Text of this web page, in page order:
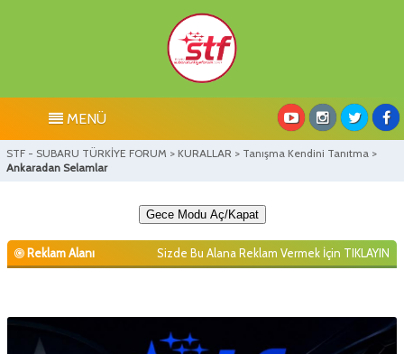
MENÜ
STF - SUBARU TÜRKİYE FORUM > KURALLAR > Tanışma Kendini Tanıtma >
Ankaradan Selamlar
Gece Modu Aç/Kapat
Reklam Alanı Sizde Bu Alana Reklam Vermek İçin TIKLAYIN